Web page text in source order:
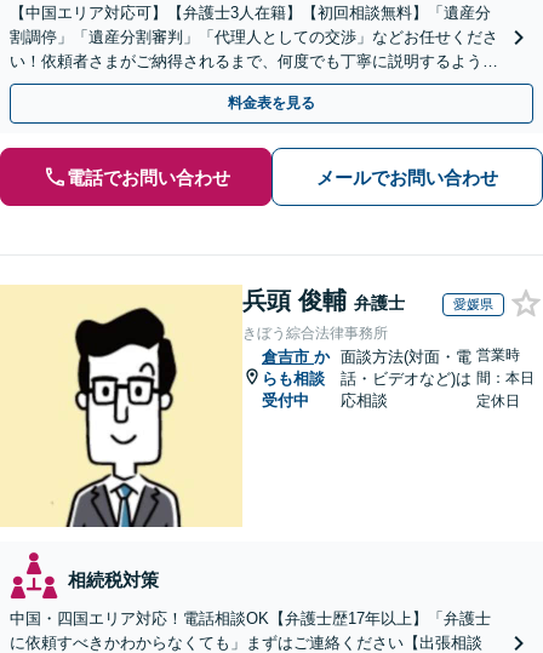
【中国エリア対応可】【弁護士3人在籍】【初回相談無料】「遺産分
割調停」「遺産分割審判」「代理人としての交渉」などお任せくださ
い！依頼者さまがご納得されるまで、何度でも丁寧に説明するよう心
掛けています【土日祝／夜間対応可】【当日／電話相談可】
料金表を見る
電話でお問い合わせ メールでお問い合わせ
兵頭 俊輔 弁護士 愛媛県
きぼう綜合法律事務所
倉吉市 か
らも相談
受付中
面談方法(対面・電
話・ビデオなど)は
応相談
営業時
間：本日
定休日
相続税対策
中国・四国エリア対応！電話相談OK【弁護士歴17年以上】「弁護士
に依頼すべきかわからなくても」まずはご連絡ください【出張相談